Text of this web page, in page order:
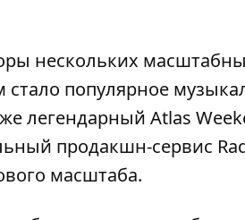
нескольких
популярное
легендарный Atlas
продакшн-сервис
масштаба.